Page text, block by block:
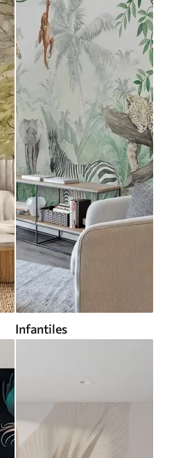
Infantiles